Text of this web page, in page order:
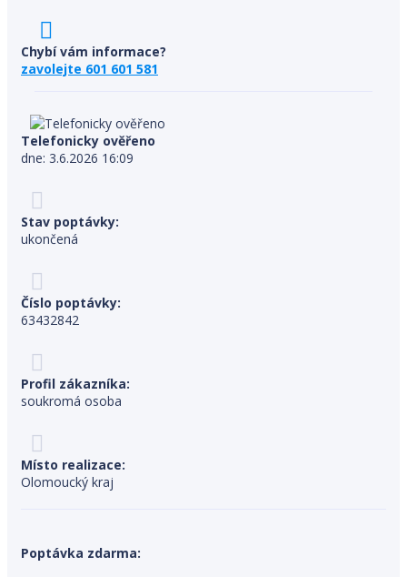
Chybí vám informace?
zavolejte 601 601 581
Telefonicky ověřeno
dne: 3.6.2026 16:09
Stav poptávky:
ukončená
Číslo poptávky:
63432842
Profil zákazníka:
soukromá osoba
Místo realizace:
Olomoucký kraj
Poptávka zdarma: